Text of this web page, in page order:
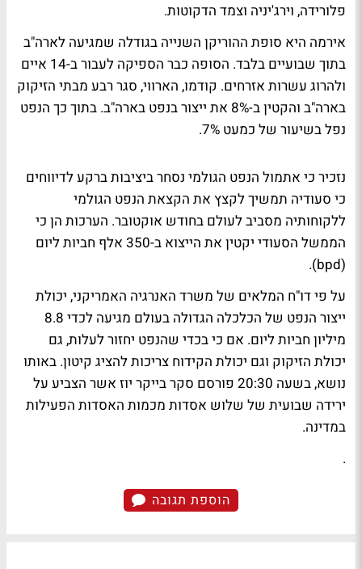
פלורידה, וירג'יניה וצמד הדקוטות.
אירמה היא סופת ההוריקן השנייה בגודלה שמגיעה לארה"ב
בתוך שבועיים בלבד. הסופה כבר הספיקה לעבור ב-14 איים
ולהרוג עשרות אזרחים. קודמו, הארווי, סגר רבע מבתי הזיקוק
בארה"ב והקטין ב-8% את ייצור בנפט בארה"ב. בתוך כך הנפט
נפל בשיעור של כמעט 7%.
נזכיר כי אתמול הנפט הגולמי נסחר ביציבות ברקע לדיווחים
כי סעודיה תמשיך לקצץ את הקצאת הנפט הגולמי
ללקוחותיה מסביב לעולם בחודש אוקטובר. הערכות הן כי
הממשל הסעודי יקטין את הייצוא ב-350 אלף חביות ליום
(bpd).
על פי דו"ח המלאים של משרד האנרגיה האמריקני, יכולת
ייצור הנפט של הכלכלה הגדולה בעולם מגיעה לכדי 8.8
מיליון חביות ליום. אם כי בכדי שהנפט יחזור לעלות, גם
יכולת הזיקוק וגם יכולת הקידוח צריכות להציג קיטון. באותו
נושא, בשעה 20:30 פורסם סקר בייקר יוז אשר הצביע על
ירידה שבועית של שלוש אסדות מכמות האסדות הפעילות
במדינה.
.
הוספת תגובה